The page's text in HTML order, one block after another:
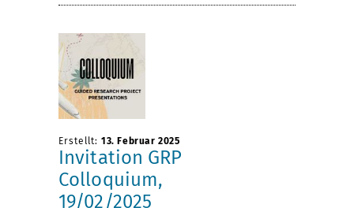
Erstellt: 13. Februar 2025
Invitation GRP
Colloquium,
19/02/2025